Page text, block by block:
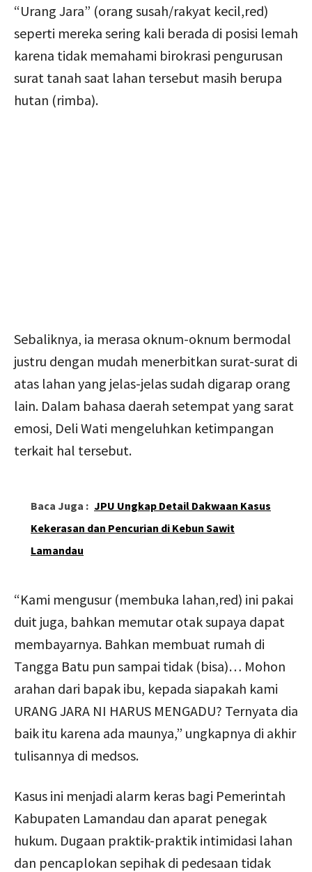
“Urang Jara” (orang susah/rakyat kecil,red)
seperti mereka sering kali berada di posisi lemah
karena tidak memahami birokrasi pengurusan
surat tanah saat lahan tersebut masih berupa
hutan (rimba).
Sebaliknya, ia merasa oknum-oknum bermodal
justru dengan mudah menerbitkan surat-surat di
atas lahan yang jelas-jelas sudah digarap orang
lain. Dalam bahasa daerah setempat yang sarat
emosi, Deli Wati mengeluhkan ketimpangan
terkait hal tersebut.
Baca Juga : JPU Ungkap Detail Dakwaan Kasus
Kekerasan dan Pencurian di Kebun Sawit
Lamandau
“Kami mengusur (membuka lahan,red) ini pakai
duit juga, bahkan memutar otak supaya dapat
membayarnya. Bahkan membuat rumah di
Tangga Batu pun sampai tidak (bisa)… Mohon
arahan dari bapak ibu, kepada siapakah kami
URANG JARA NI HARUS MENGADU? Ternyata dia
baik itu karena ada maunya,” ungkapnya di akhir
tulisannya di medsos.
Kasus ini menjadi alarm keras bagi Pemerintah
Kabupaten Lamandau dan aparat penegak
hukum. Dugaan praktik-praktik intimidasi lahan
dan pencaplokan sepihak di pedesaan tidak